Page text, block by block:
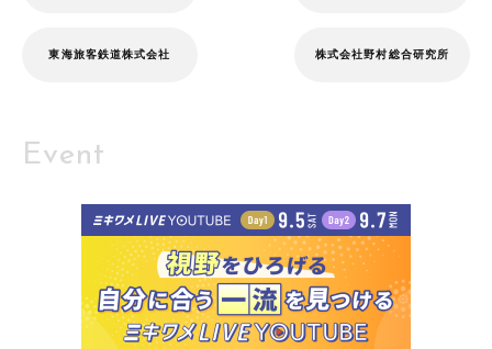
東海旅客鉄道株式会社 株式会社野村総合研究所
Event